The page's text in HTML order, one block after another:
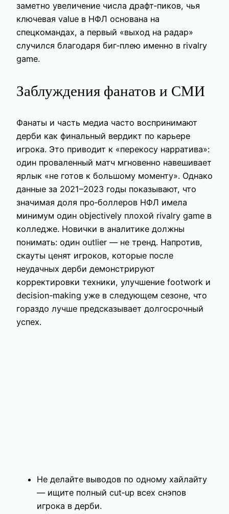
заметно увеличение числа драфт‑пиков, чья
ключевая value в НФЛ основана на
спецкомандах, а первый «выход на радар»
случился благодаря биг‑плею именно в rivalry
game.
Заблуждения фанатов и СМИ
Фанаты и часть медиа часто воспринимают
дерби как финальный вердикт по карьере
игрока. Это приводит к «перекосу нарратива»:
один проваленный матч мгновенно навешивает
ярлык «не готов к большому моменту». Однако
данные за 2021–2023 годы показывают, что
значимая доля про‑боллеров НФЛ имела
минимум один objectively плохой rivalry game в
колледже. Новички в аналитике должны
понимать: один outlier — не тренд. Напротив,
скауты ценят игроков, которые после
неудачных дерби демонстрируют
корректировки техники, улучшение footwork и
decision‑making уже в следующем сезоне, что
гораздо лучше предсказывает долгосрочный
успех.
Не делайте выводов по одному хайлайту
— ищите полный cut‑up всех снэпов
игрока в дерби.